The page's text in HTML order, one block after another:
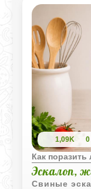
1,09K 0
Как
Эскалоп,
Свиные